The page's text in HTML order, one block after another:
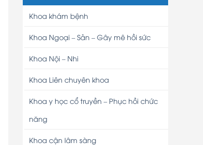
Khoa khám bệnh
Khoa Ngoại – Sản – Gây mê hồi sức
Khoa Nội – Nhi
Khoa Liên chuyên khoa
Khoa y học cổ truyền – Phục hồi chức
năng
Khoa cận lâm sàng